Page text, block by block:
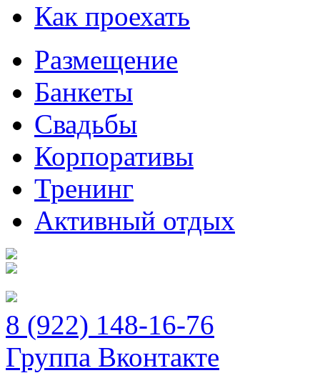
Как проехать
Размещение
Банкеты
Свадьбы
Корпоративы
Тренинг
Активный отдых
8 (922) 148-16-76
Группа Вконтакте